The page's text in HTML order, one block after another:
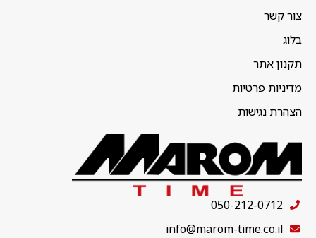
צור קשר
בלוג
תקנון אתר
מדיניות פרטיות
הצהרת נגישות
050-212-0712
info@marom-time.co.il